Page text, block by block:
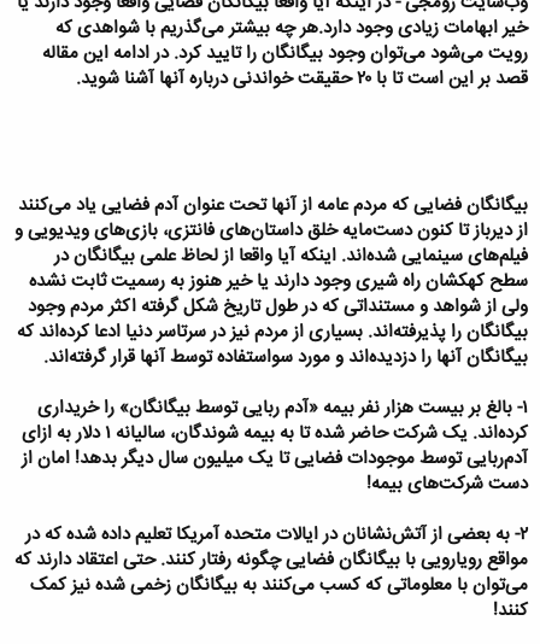
ض
و
ع
خیر ابهامات زیادی وجود دارد.هر چه بیشتر می‌گذریم با شواهدی که
رویت می‌شود می‌توان وجود بیگانگان را تایید کرد. در ادامه این مقاله
قصد بر این است تا با ۲۰ حقیقت خواندنی درباره آنها آشنا شوید.
بیگانگان فضایی که مردم عامه از آنها تحت عنوان آدم فضایی یاد می‌کنند
از دیرباز تا کنون دست‌مایه خلق داستان‌های فانتزی، بازی‌های ویدیویی و
فیلم‌های سینمایی شده‌اند. اینکه آیا واقعا از لحاظ علمی بیگانگان در
سطح کهکشان راه شیری وجود دارند یا خیر هنوز به رسمیت ثابت نشده
ولی از شواهد و مستنداتی که در طول تاریخ شکل گرفته اکثر مردم وجود
بیگانگان را پذیرفته‌اند. بسیاری از مردم نیز در سرتاسر دنیا ادعا کرده‌اند که
بیگانگان آنها را دزدیده‌اند و مورد سو‌استفاده توسط آنها قرار گرفته‌اند.
۱- بالغ بر بیست هزار نفر بیمه «آدم ربایی توسط بیگانگان» را خریداری
کرده‌اند. یک شرکت حاضر شده تا به بیمه شوندگان، سالیانه ۱ دلار به ازای
آدم‌ربایی توسط موجودات فضایی تا یک میلیون سال دیگر بدهد! امان از
دست شرکت‌های بیمه!
۲- به بعضی از آتش‌نشانان در ایالات متحده آمریکا تعلیم داده شده که در
مواقع رویارویی با بیگانگان فضایی چگونه رفتار کنند. حتی اعتقاد دارند که
می‌توان با معلوماتی که کسب می‌کنند به بیگانگان زخمی شده نیز کمک
کنند!